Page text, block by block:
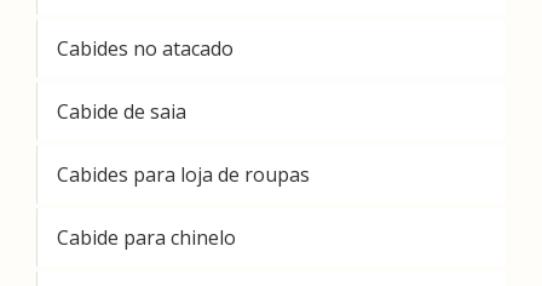
Cabides no atacado
Cabide de saia
Cabides para loja de roupas
Cabide para chinelo